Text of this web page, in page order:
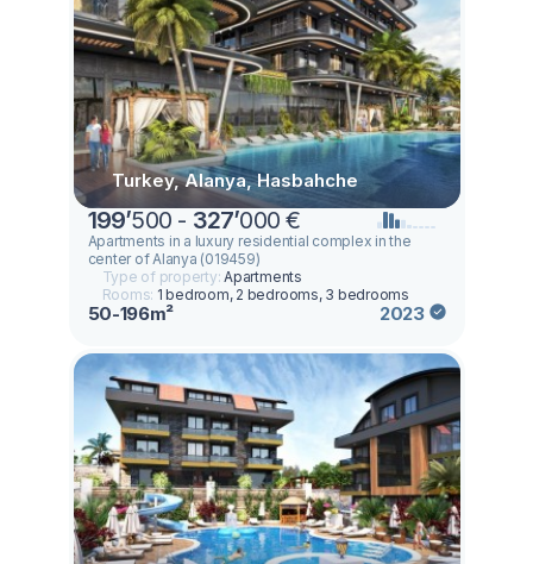
Turkey, Alanya, Hasbahche
199’500 - 327’000 €
Apartments in a luxury residential complex in the
center of Alanya (019459)
Type of property:Apartments
Rooms: 1 bedroom, 2 bedrooms, 3 bedrooms
50-196m² 2023